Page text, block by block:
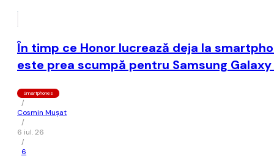
În timp ce Honor lucrează deja la
este prea scumpă pentru Samsung Galaxy
Smartphones
/
Cosmin Mușat
/
6 iul. 26
/
6